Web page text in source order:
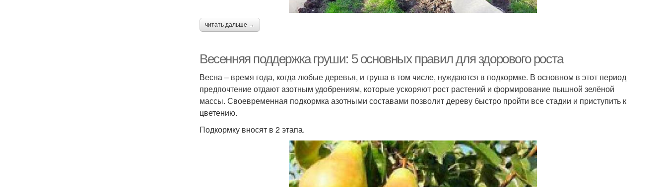
читать дальше →
Весенняя поддержка груши: 5 основных правил для здорового роста
Весна – время года, когда любые деревья, и груша в том числе, нуждаются в подкормке. В основном в этот период
предпочтение отдают азотным удобрениям, которые ускоряют рост растений и формирование пышной зелёной
массы. Своевременная подкормка азотными составами позволит дереву быстро пройти все стадии и приступить к
цветению.
Подкормку вносят в 2 этапа.